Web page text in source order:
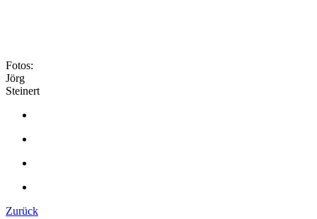
Fotos:
Jörg
Steinert
Zurück